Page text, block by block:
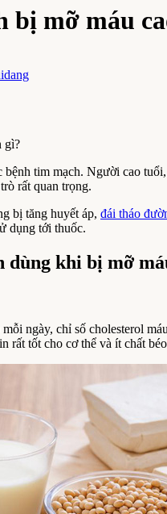
mỡ máu
gì?
tim mạch. Người cao
rất quan trọng.
bị tăng huyết áp, đái tháo
dụng tới thuốc.
dùng khi bị mỡ
ngày, chỉ số cholesterol
rất tốt cho cơ thể và ít chất